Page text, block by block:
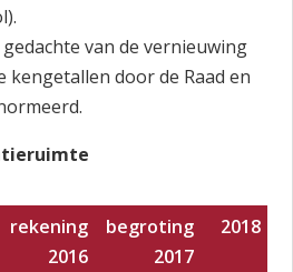
van de vernieuwing
kengetallen door de Raad en
rekening
2016
begroting
2017
2018